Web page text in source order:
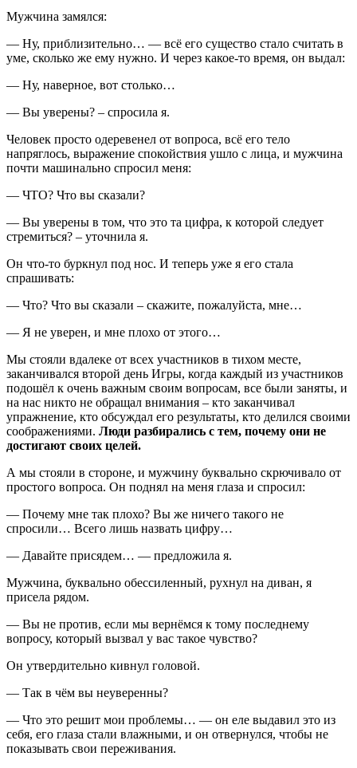
Мужчина замялся:
— Ну, приблизительно… — всё его существо стало считать в
уме, сколько же ему нужно. И через какое-то время, он выдал:
— Ну, наверное, вот столько…
— Вы уверены? – спросила я.
Человек просто одеревенел от вопроса, всё его тело
напряглось, выражение спокойствия ушло с лица, и мужчина
почти машинально спросил меня:
— ЧТО? Что вы сказали?
— Вы уверены в том, что это та цифра, к которой следует
стремиться? – уточнила я.
Он что-то буркнул под нос. И теперь уже я его стала
спрашивать:
— Что? Что вы сказали – скажите, пожалуйста, мне…
— Я не уверен, и мне плохо от этого…
Мы стояли вдалеке от всех участников в тихом месте,
заканчивался второй день Игры, когда каждый из участников
подошёл к очень важным своим вопросам, все были заняты, и
на нас никто не обращал внимания – кто заканчивал
упражнение, кто обсуждал его результаты, кто делился своими
соображениями. Люди разбирались с тем, почему они не
достигают своих целей.
А мы стояли в стороне, и мужчину буквально скрючивало от
простого вопроса. Он поднял на меня глаза и спросил:
— Почему мне так плохо? Вы же ничего такого не
спросили… Всего лишь назвать цифру…
— Давайте присядем… — предложила я.
Мужчина, буквально обессиленный, рухнул на диван, я
присела рядом.
— Вы не против, если мы вернёмся к тому последнему
вопросу, который вызвал у вас такое чувство?
Он утвердительно кивнул головой.
— Так в чём вы неуверенны?
— Что это решит мои проблемы… — он еле выдавил это из
себя, его глаза стали влажными, и он отвернулся, чтобы не
показывать свои переживания.